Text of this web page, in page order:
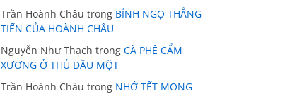
Trần Hoành Châu trong BÍNH NGỌ THẲNG
TIẾN CỦA HOÀNH CHÂU
Nguyễn Như Thạch trong CÀ PHÊ CẨM
XƯƠNG Ở THỦ DẦU MỘT
Trần Hoành Châu trong NHỚ TẾT MONG